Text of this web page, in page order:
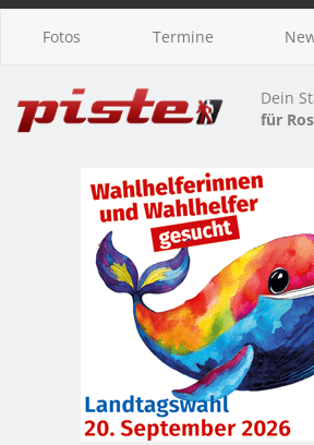
Fotos Termine
Dein
für